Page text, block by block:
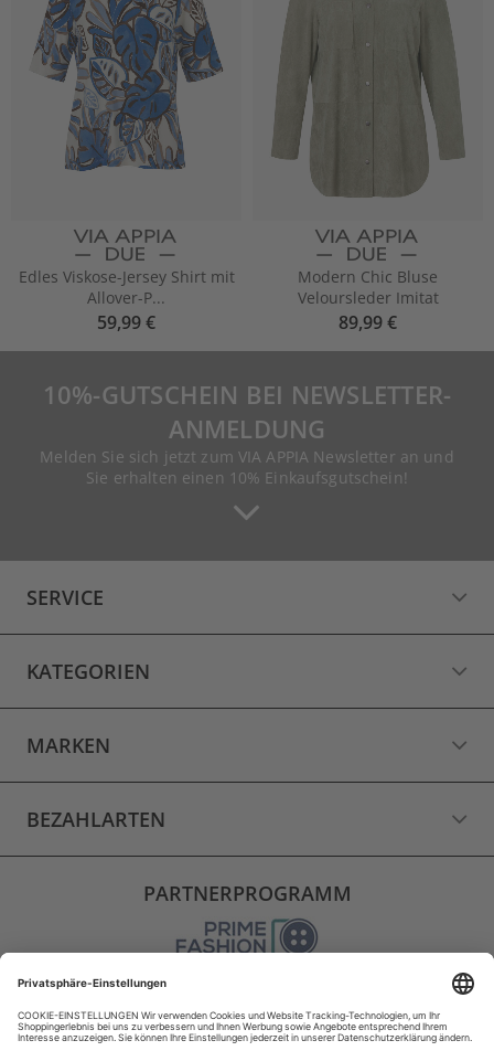
Edles Viskose-Jersey Shirt mit
Allover-P...
59,99 €
Modern Chic Bluse
Veloursleder Imitat
89,99 €
10%-GUTSCHEIN BEI NEWSLETTER-
ANMELDUNG
Melden Sie sich jetzt zum VIA APPIA Newsletter an und
Sie erhalten einen 10% Einkaufsgutschein!
SERVICE
KATEGORIEN
MARKEN
BEZAHLARTEN
PARTNERPROGRAMM